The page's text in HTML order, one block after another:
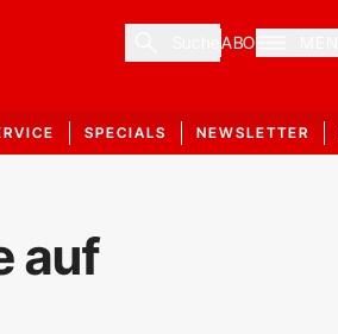
ABO
SPECIALS NEWSLETTER
auf